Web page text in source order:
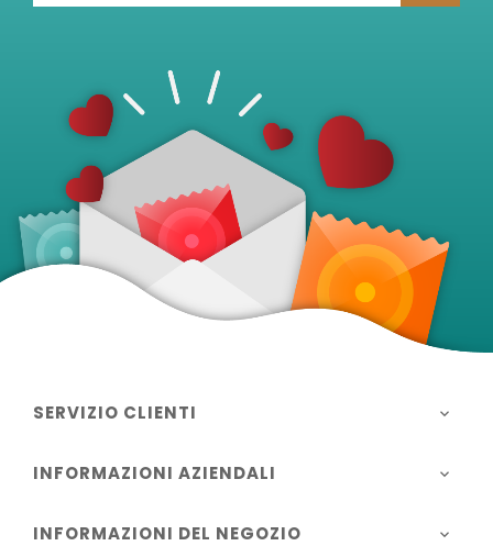
SERVIZIO CLIENTI 
INFORMAZIONI AZIENDALI 
INFORMAZIONI DEL NEGOZIO 